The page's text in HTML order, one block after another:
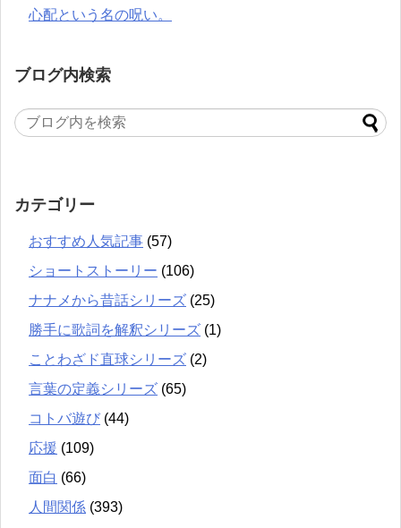
心配という名の呪い。
ブログ内検索
カテゴリー
おすすめ人気記事 (57)
ショートストーリー (106)
ナナメから昔話シリーズ (25)
勝手に歌詞を解釈シリーズ (1)
ことわざド直球シリーズ (2)
言葉の定義シリーズ (65)
コトバ遊び (44)
応援 (109)
面白 (66)
人間関係 (393)